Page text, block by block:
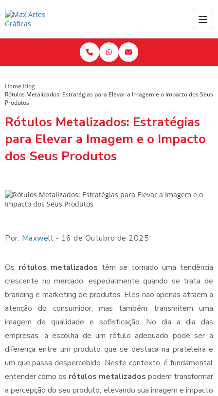
Home Blog
Rótulos Metalizados: Estratégias para Elevar a Imagem e o Impacto dos Seus
Produtos
Rótulos Metalizados: Estratégias
para Elevar a Imagem e o Impacto
dos Seus Produtos
Por: Maxwell - 16 de Outubro de 2025
Os rótulos metalizados têm se tornado uma tendência
crescente no mercado, especialmente quando se trata de
branding e marketing de produtos. Eles não apenas atraem a
atenção do consumidor, mas também transmitem uma
imagem de qualidade e sofisticação. No dia a dia das
empresas, a escolha de um rótulo adequado pode ser a
diferença entre um produto que se destaca na prateleira e
um que passa despercebido. Neste contexto, é fundamental
entender como os rótulos metalizados podem transformar
a percepção do seu produto, elevando sua imagem e impacto